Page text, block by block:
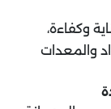
وكفاءة،
والمعدات